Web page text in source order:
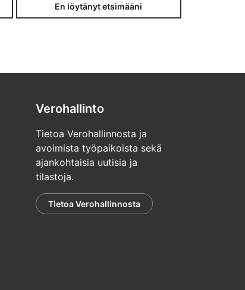
En löytänyt etsimääni
Verohallinto
Tietoa Verohallinnosta ja
avoimista työpaikoista sekä
ajankohtaisia uutisia ja
tilastoja.
Tietoa Verohallinnosta